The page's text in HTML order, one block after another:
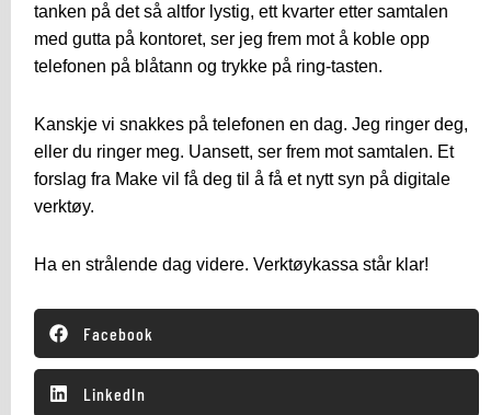
tanken på det så altfor lystig, ett kvarter etter samtalen
med gutta på kontoret, ser jeg frem mot å koble opp
telefonen på blåtann og trykke på ring-tasten.
Kanskje vi snakkes på telefonen en dag. Jeg ringer deg,
eller du ringer meg. Uansett, ser frem mot samtalen. Et
forslag fra Make vil få deg til å få et nytt syn på digitale
verktøy.
Ha en strålende dag videre. Verktøykassa står klar!
Facebook
LinkedIn